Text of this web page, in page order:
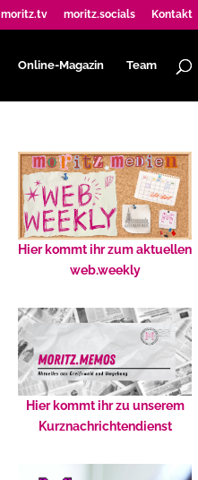
moritz.tv moritz.socials Kontakt
Online-Magazin Team
Hier kommt ihr zum aktuellen
web.weekly
Hier kommt ihr zu unserem
Kurznachrichtendienst